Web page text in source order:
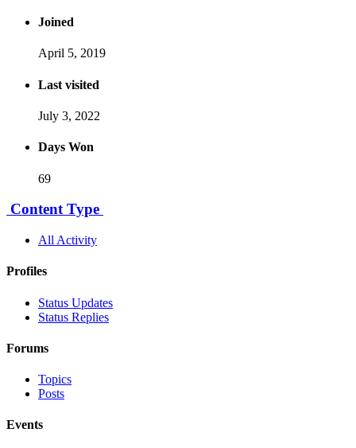
Joined
April 5, 2019
Last visited
July 3, 2022
Days Won
69
Content Type
All Activity
Profiles
Status Updates
Status Replies
Forums
Topics
Posts
Events